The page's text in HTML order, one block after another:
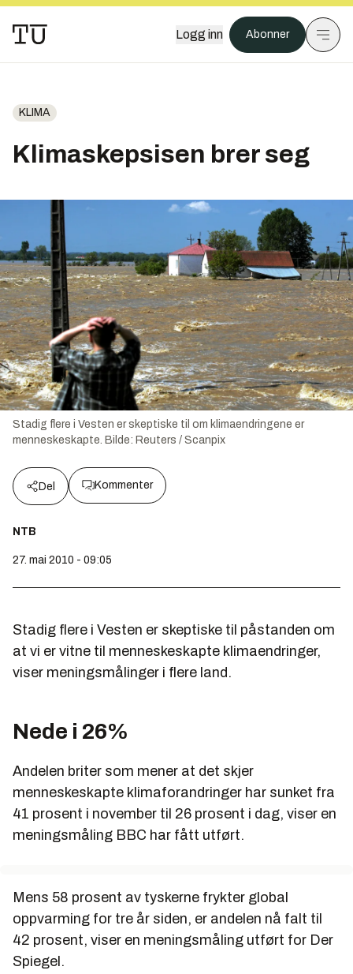
Logg inn Abonner
KLIMA
Klimaskepsisen brer seg
Stadig flere i Vesten er skeptiske til om klimaendringene er
menneskeskapte. Bilde: Reuters / Scanpix
Del Kommenter
NTB
27. mai 2010 - 09:05
Stadig flere i Vesten er skeptiske til påstanden om
at vi er vitne til menneskeskapte klimaendringer,
viser meningsmålinger i flere land.
Nede i 26%
Andelen briter som mener at det skjer
menneskeskapte klimaforandringer har sunket fra
41 prosent i november til 26 prosent i dag, viser en
meningsmåling BBC har fått utført.
Mens 58 prosent av tyskerne frykter global
oppvarming for tre år siden, er andelen nå falt til
42 prosent, viser en meningsmåling utført for Der
Spiegel.